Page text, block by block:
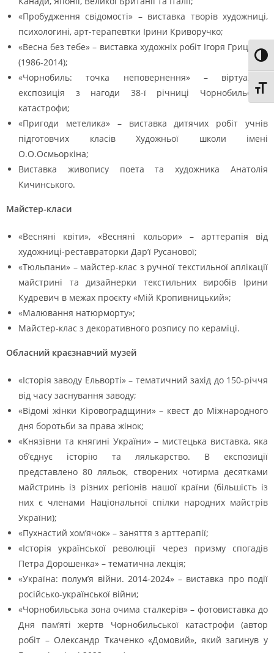
«Пробудження свідомості» – виставка творів художниці,
психологині, арт-терапевтки Ірини Криворучко;
«Весна без тебе» – виставка художніх робіт Ігоря Гриценка
(1986-2014);
«Чорнобиль: точка неповернення» – віртуальна
експозиція з нагоди 38-ї річниці Чорнобильської
катастрофи;
«Пригоди метелика» – виставка дитячих робіт учнів
підготовчих класів Художньої школи імені
О.О.Осмьоркіна;
Виставка живопису поета та художника Анатолія
Кичинського.
Майстер-класи
«Весняні квіти», «Весняні кольори» – арттерапія від
художниці-реставраторки Дар’ї Русанової;
«Тюльпани» – майстер-клас з ручної текстильної аплікації
майстрині та дизайнерки текстильних виробів Ірини
Кудревич в межах проєкту «Мій Кропивницький»;
«Малювання натюрморту»;
Майстер-клас з декоративного розпису по кераміці.
Обласний краєзнавчий музей
«Історія заводу Ельворті» – тематичний захід до 150-річчя
від часу заснування заводу;
«Відомі жінки Кіровоградщини» – квест до Міжнародного
дня боротьби за права жінок;
«Князівни та княгині України» – мистецька виставка, яка
об’єднує історію та лялькарство. В експозиції
представлено 80 ляльок, створених чотирма десятками
майстринь із різних регіонів нашої країни (більшість із
них є членами Національної спілки народних майстрів
України);
«Пухнастий хом’ячок» – заняття з арттерапії;
«Історія української революції через призму спогадів
Петра Дорошенка» – тематична лекція;
«Україна: полум’я війни. 2014-2024» – виставка про події
російсько-української війни;
«Чорнобильська зона очима сталкерів» – фотовиставка до
Дня пам’яті жертв Чорнобильської катастрофи (автор
робіт – Олександр Ткаченко «Домовий», який загинув у